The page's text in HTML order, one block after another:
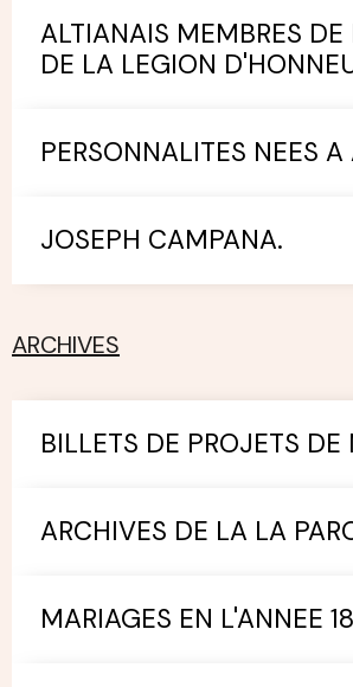
ALTIANAIS MEMBRES DE
DE LA LEGION
PERSONNALITES NEES
JOSEPH CAMPANA.
ARCHIVES
BILLETS DE PROJETS DE
ARCHIVES DE LA LA
MARIAGES EN L'ANNEE